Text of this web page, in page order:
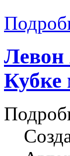
Левон
Кубке